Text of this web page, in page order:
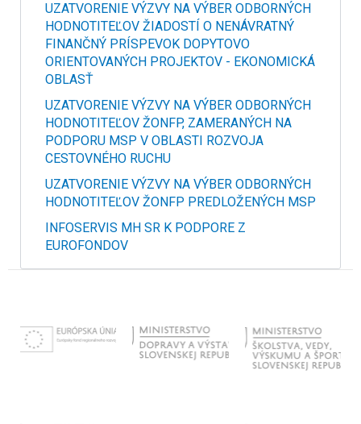
UZATVORENIE VÝZVY NA VÝBER ODBORNÝCH
HODNOTITEĽOV ŽIADOSTÍ O NENÁVRATNÝ
FINANČNÝ PRÍSPEVOK DOPYTOVO
ORIENTOVANÝCH PROJEKTOV - EKONOMICKÁ
OBLASŤ
UZATVORENIE VÝZVY NA VÝBER ODBORNÝCH
HODNOTITEĽOV ŽONFP, ZAMERANÝCH NA
PODPORU MSP V OBLASTI ROZVOJA
CESTOVNÉHO RUCHU
UZATVORENIE VÝZVY NA VÝBER ODBORNÝCH
HODNOTITEĽOV ŽONFP PREDLOŽENÝCH MSP
INFOSERVIS MH SR K PODPORE Z
EUROFONDOV